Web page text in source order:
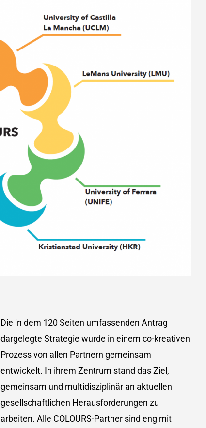
Die in dem 120 Seiten umfassenden Antrag
dargelegte Strategie wurde in einem co-kreativen
Prozess von allen Partnern gemeinsam
entwickelt. In ihrem Zentrum stand das Ziel,
gemeinsam und multidisziplinär an aktuellen
gesellschaftlichen Herausforderungen zu
arbeiten. Alle COLOURS-Partner sind eng mit